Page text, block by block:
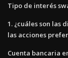
Tipo de interés
1. ¿cuáles son las
las acciones
Cuenta bancaria